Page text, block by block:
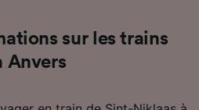
sur les trains
Anvers